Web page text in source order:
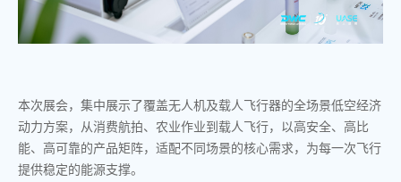
本次展会，集中展示了覆盖无人机及载人飞行器的全场景低空经济
动力方案，从消费航拍、农业作业到载人飞行，以高安全、高比
能、高可靠的产品矩阵，适配不同场景的核心需求，为每一次飞行
提供稳定的能源支撑。